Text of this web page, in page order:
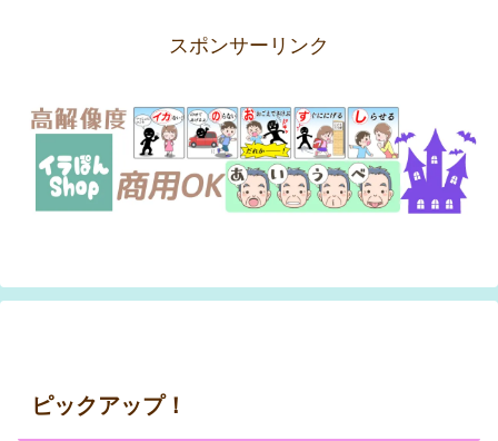
スポンサーリンク
ピックアップ！